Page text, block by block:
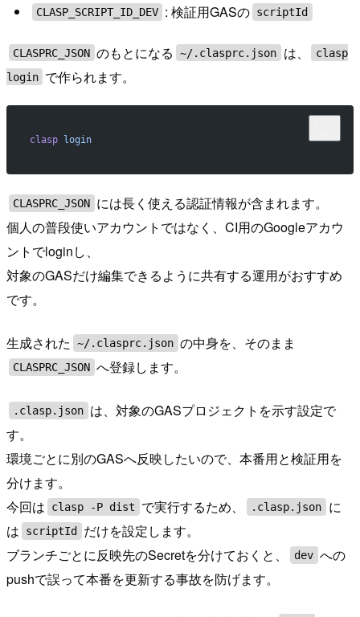
CLASP_SCRIPT_ID_DEV : 検証用GASの scriptId
CLASPRC_JSON のもとになる ~/.clasprc.json は、
clasp
login で作られます。
clasp login
CLASPRC_JSON には長く使える認証情報が含まれます。
個人の普段使いアカウントではなく、CI用のGoogleアカウ
ントでloginし、
対象のGASだけ編集できるように共有する運用がおすすめ
です。
生成された ~/.clasprc.json の中身を、そのまま
CLASPRC_JSON へ登録します。
.clasp.json は、対象のGASプロジェクトを示す設定で
す。
環境ごとに別のGASへ反映したいので、本番用と検証用を
分けます。
今回は
clasp -P dist で実行するため、 .clasp.json
に
は
scriptId
だけを設定します。
ブランチごとに反映先のSecretを分けておくと、
dev への
pushで誤って本番を更新する事故を防げます。